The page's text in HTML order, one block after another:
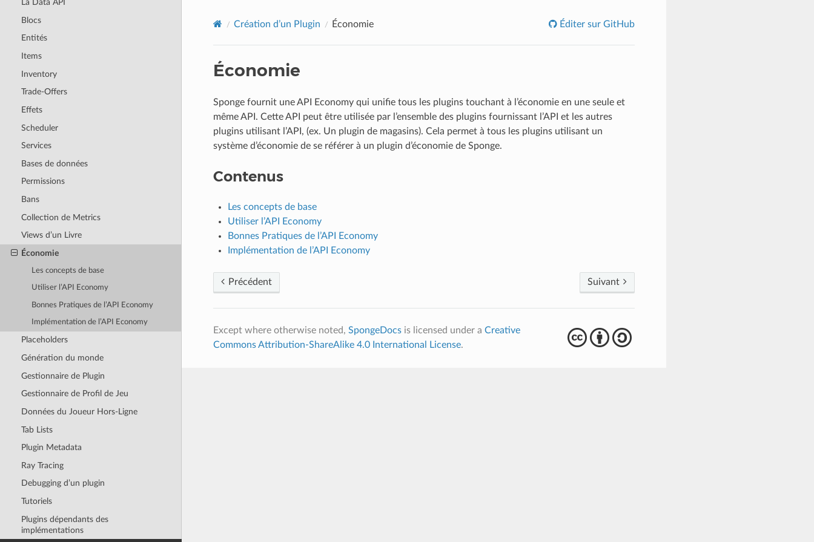
La Data API
Blocs
Entités
Items
Inventory
Trade-Offers
Effets
Scheduler
Services
Bases de données
Permissions
Bans
Collection de Metrics
Views d’un Livre
Économie
Les concepts de base
Utiliser l’API Economy
Bonnes Pratiques de l’API Economy
Implémentation de l’API Economy
Placeholders
Génération du monde
Gestionnaire de Plugin
Gestionnaire de Profil de Jeu
Données du Joueur Hors-Ligne
Tab Lists
Plugin Metadata
Ray Tracing
Debugging d’un plugin
Tutoriels
Plugins dépendants des
implémentations
Création d’un Plugin Économie Éditer sur GitHub
Économie
Sponge fournit une API Economy qui unifie tous les plugins touchant à l’économie en une seule et
même API. Cette API peut être utilisée par l’ensemble des plugins fournissant l’API et les autres
plugins utilisant l’API, (ex. Un plugin de magasins). Cela permet à tous les plugins utilisant un
système d’économie de se référer à un plugin d’économie de Sponge.
Contenus
Les concepts de base
Utiliser l’API Economy
Bonnes Pratiques de l’API Economy
Implémentation de l’API Economy
Suivant
Précédent
Except where otherwise noted, SpongeDocsis licensed under a Creative
Commons Attribution-ShareAlike 4.0 International License. cba